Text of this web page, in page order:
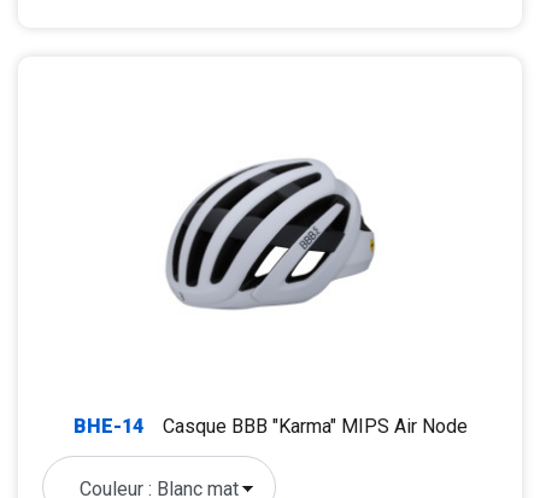
BHE-14 Casque BBB "Karma" MIPS Air Node